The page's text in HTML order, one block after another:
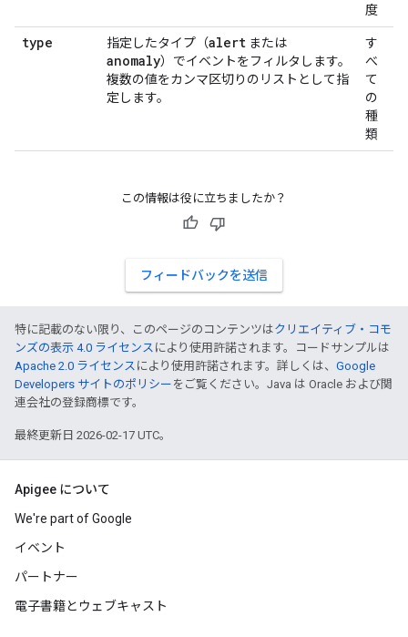
度
type 指定したタイプ（alert または
anomaly）でイベントをフィルタします。
複数の値をカンマ区切りのリストとして指
定します。
す
べ
て
の
種
類
この情報は役に立ちましたか？
フィードバックを送信
特に記載のない限り、このページのコンテンツはクリエイティブ・コモ
ンズの表示 4.0 ライセンス により使用許諾されます。コードサンプルは
Apache 2.0 ライセンス により使用許諾されます。詳しくは、 Google
Developers サイトのポリシー をご覧ください。Java は Oracle および関
連会社の登録商標です。
最終更新日 2026-02-17 UTC。
Apigee について
We're part of Google
イベント
パートナー
電子書籍とウェブキャスト